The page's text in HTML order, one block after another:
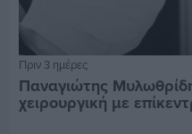
Πριν 3 ημέρες
Παναγιώτης
χειρουργική με